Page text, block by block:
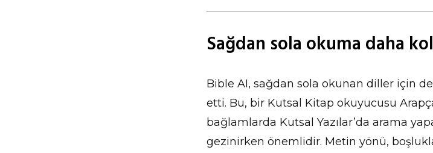
Sağdan sola okuma daha
Bible AI, sağdan sola okunan diller için
etti. Bu, bir Kutsal Kitap okuyucusu
bağlamlarda Kutsal Yazılar’da arama
gezinirken önemlidir. Metin yönü,